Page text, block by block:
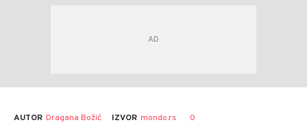
AUTOR Dragana Božić IZVOR mondo.rs 0